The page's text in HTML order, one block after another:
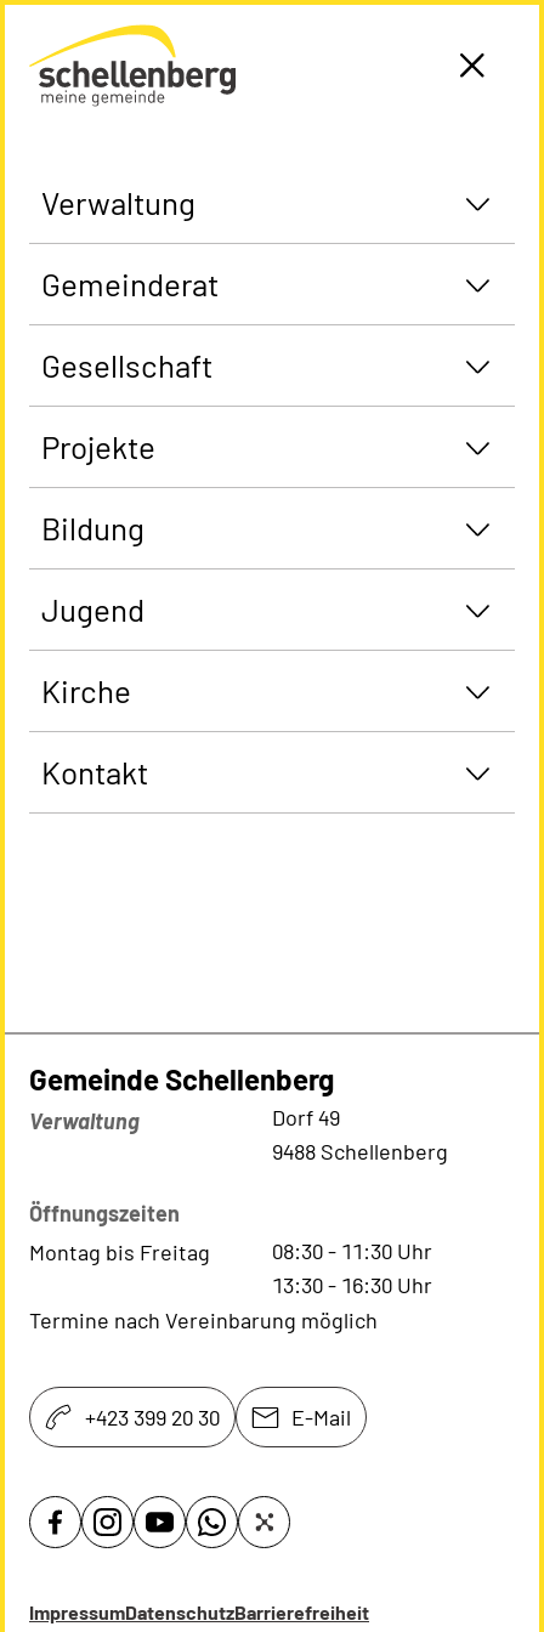
Gemeinde Schellenberg Startseite
Verwaltung
Gemeinderat
Gesellschaft
Projekte
Bildung
Jugend
Kirche
Kontakt
Gemeinde Schellenberg
Verwaltung
Dorf 49
9488 Schellenberg
Öffnungszeiten
Montag bis Freitag
08:30- 11:30 Uhr
13:30- 16:30 Uhr
Termine nach Vereinbarung möglich
+423 399 20 30 E-Mail
ImpressumDatenschutzBarrierefreiheit